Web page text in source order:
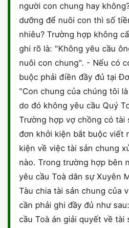
THỪA KẾ - DI CHÚC
THUẾ VÀ KẾ TOÁN
TRÍCH LỤC HỘ TỊCH
CÔNG BỐ SẢN PHẨM
CHỨNG NHẬN HACCP
người con chung hay
dưỡng để nuôi con thì số
nhiêu? Trường hợp không
ghi rõ là: "Không yêu cầu
nuôi con chung". - Nếu có
buộc phải điền đầy đủ tại
"Con chung của chúng tôi
do đó không yêu cầu Quý
Trường hợp vợ chồng có tài
đơn khởi kiện bắt buộc viết
kiện về việc tài sản chung
nào. Trong trường hợp bên
yêu cầu Toà dân sự Xuyên
Tàu chia tài sản chung của
cần phải ghi đầy đủ như
cầu Toà án giải quyết về tài